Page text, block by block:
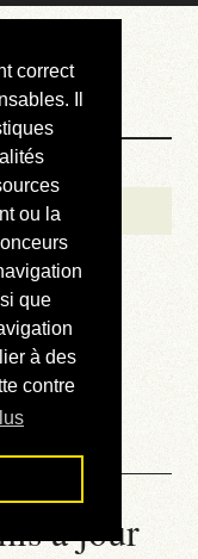
correct
Il
ou la
que
à des
contre
à jour